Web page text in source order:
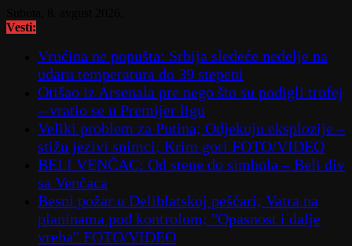
to
Vesti:
Vrućina ne popušta: Srbija sledeće nedelje na
udaru temperatura do 39 stepeni
Otišao iz Arsenala pre nego što su podigli trofej
– vratio se u Premijer ligu
Veliki problem za Putina; Odjekuju eksplozije –
stižu jezivi snimci; Krim gori FOTO/VIDEO
BELI VENČAC: Od stene do simbola – Beli div
sa Venčaca
Besni požar u Deliblatskoj peščari; Vatra na
planinama pod kontrolom; "Opasnost i dalje
vreba" FOTO/VIDEO